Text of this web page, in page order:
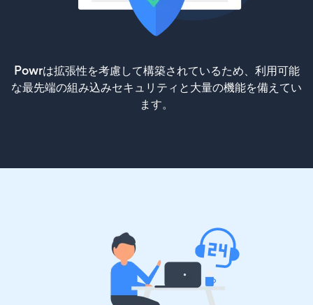
Powrは拡張性を考慮して構築されているため、利用可能
な最先端の組み込みセキュリティと大量の機能を備えてい
ます。